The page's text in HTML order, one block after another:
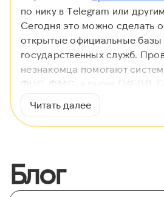
по нику в Telegram или
Сегодня это можно сделать
открытые официальные
государственных служб.
незнакомца помогают
ФНС, ФМС, а также ГИБДД,
ЕФРСБ, что позволяет быстро
аккаунт, установить
иной информации и
Сервис
решения для поиска: вы
начать проверку или
Читать далее
Блог